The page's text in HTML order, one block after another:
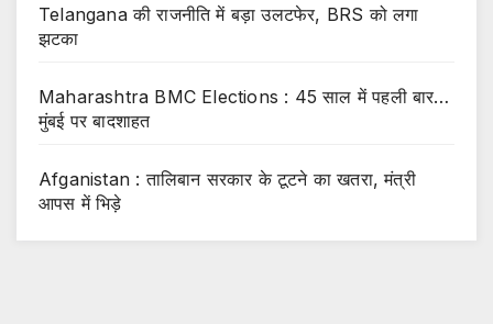
Telangana की राजनीति में बड़ा उलटफेर, BRS को लगा
झटका
Maharashtra BMC Elections : 45 साल में पहली बार…
मुंबई पर बादशाहत
Afganistan : तालिबान सरकार के टूटने का खतरा, मंत्री
आपस में भिड़े